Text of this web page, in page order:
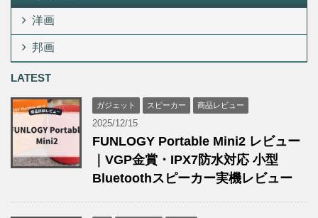
洋画
邦画
LATEST
ガジェット スピーカー 商品レビュー
2025/12/15
FUNLOGY Portable Mini2 レビュー
｜VGP金賞・IPX7防水対応 小型
Bluetoothスピーカー実機レビュー